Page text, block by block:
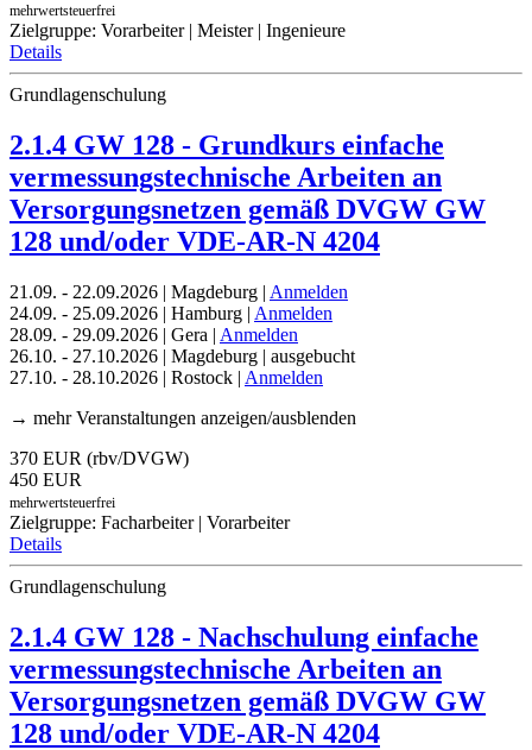
mehrwertsteuerfrei
Zielgruppe: Vorarbeiter | Meister | Ingenieure
Details
Grundlagenschulung
2.1.4 GW 128 - Grundkurs einfache
vermessungstechnische Arbeiten an
Versorgungsnetzen gemäß DVGW GW
128 und/oder VDE-AR-N 4204
21.09. - 22.09.2026 | Magdeburg | Anmelden
24.09. - 25.09.2026 | Hamburg | Anmelden
28.09. - 29.09.2026 | Gera | Anmelden
26.10. - 27.10.2026 | Magdeburg | ausgebucht
27.10. - 28.10.2026 | Rostock | Anmelden
→ mehr Veranstaltungen anzeigen/ausblenden
370 EUR (rbv/DVGW)
450 EUR
mehrwertsteuerfrei
Zielgruppe: Facharbeiter | Vorarbeiter
Details
Grundlagenschulung
2.1.4 GW 128 - Nachschulung einfache
vermessungstechnische Arbeiten an
Versorgungsnetzen gemäß DVGW GW
128 und/oder VDE-AR-N 4204